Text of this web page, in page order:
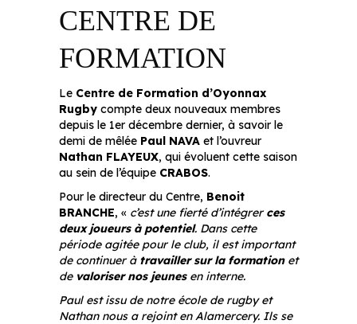
CENTRE DE
FORMATION
Le Centre de Formation d’Oyonnax
Rugby compte deux nouveaux membres
depuis le 1er décembre dernier, à savoir le
demi de mêlée Paul NAVA et l’ouvreur
Nathan FLAYEUX, qui évoluent cette saison
au sein de l’équipe CRABOS.
Pour le directeur du Centre, Benoit
BRANCHE, « c’est une fierté d’intégrerces
deux joueurs à potentiel. Dans cette
période agitée pour le club, il est important
de continuer à travailler sur la formationet
de valoriser nos jeunesen interne.
Paul est issu de notre école de rugby et
Nathan nous a rejoint en Alamercery. Ils se